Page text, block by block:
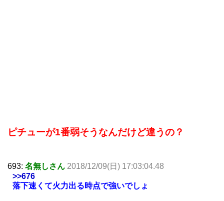
ピチューが1番弱そうなんだけど違うの？
693: 名無しさん 2018/12/09(日) 17:03:04.48
>>676
落下速くて火力出る時点で強いでしょ